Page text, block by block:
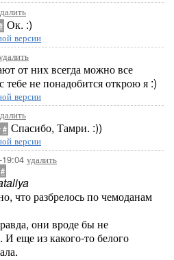
Ок. :)
версии
от них всегда можно все
тебе не понадобится открою я :)
версии
# Спасибо, Тамри. :))
версии
19:04 удалить
#
что разбрелось по чемоданам
они вроде бы не
еще из какого-то белого